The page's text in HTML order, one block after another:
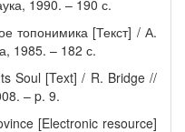
1990. – 190 с.
топонимика [Текст] / А.
1985. – 182 с.
Soul [Text] / R. Bridge //
– p. 9.
[Electronic resource]